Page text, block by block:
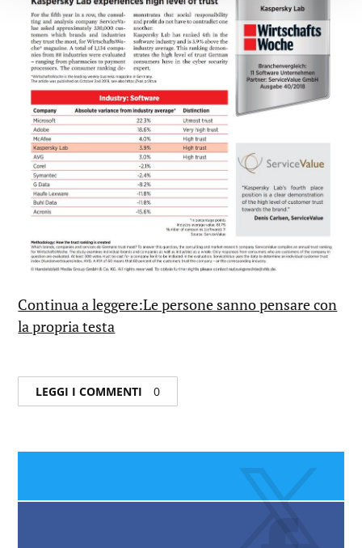
Continua a leggere:Le persone sanno pensare con
la propria testa
LEGGI I COMMENTI 0